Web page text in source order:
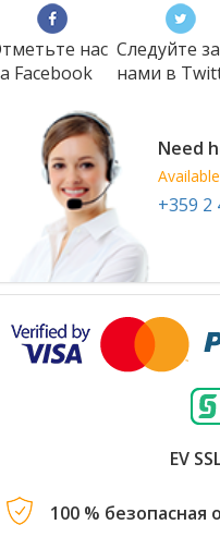
нас
Faсеbook
Следуйте за
нами в
Need
+359 2
EV
100 % безопасная